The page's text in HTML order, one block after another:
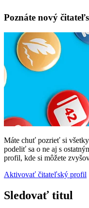
Poznáte nový
Máte chuť pozrieť si všetky
podeliť sa o ne aj s
profil, kde si môžete
Aktivovať čitateľský profil
Sledovať titul